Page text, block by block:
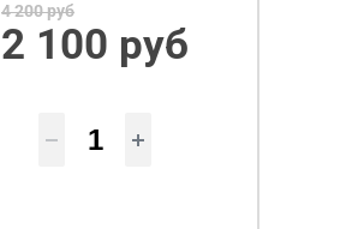
4 200 руб
2 100 руб